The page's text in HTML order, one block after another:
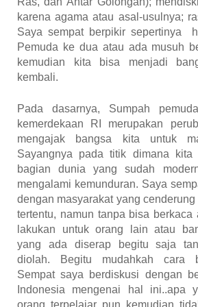
karena agama atau asal-usulnya;
Saya sempat berpikir sepertinya
Pemuda kedua atau ada musuh
kemudian
kita bisa menjadi
kembali.
Pada dasarnya, Sumpah pemuda
kemerdekaan RI merupakan
mengajak
bangsa kita untuk
Sayangnya
pada titik dimana kita
bagian
dunia yang sudah
mengalami kemunduran. Saya
dengan masyarakat yang cenderung
tertentu, namun tanpa bisa berkaca
lakukan
untuk orang lain atau
yang ada
diserap begitu saja
diolah. Begitu
mudahkah cara
Sempat saya berdiskusi dengan
Indonesia mengenai
hal ini..apa